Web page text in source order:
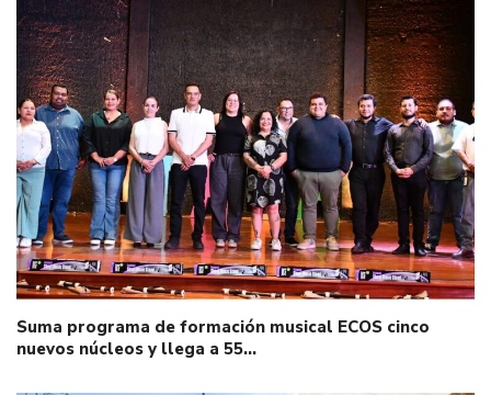
Suma programa de formación musical ECOS cinco
nuevos núcleos y llega a 55…